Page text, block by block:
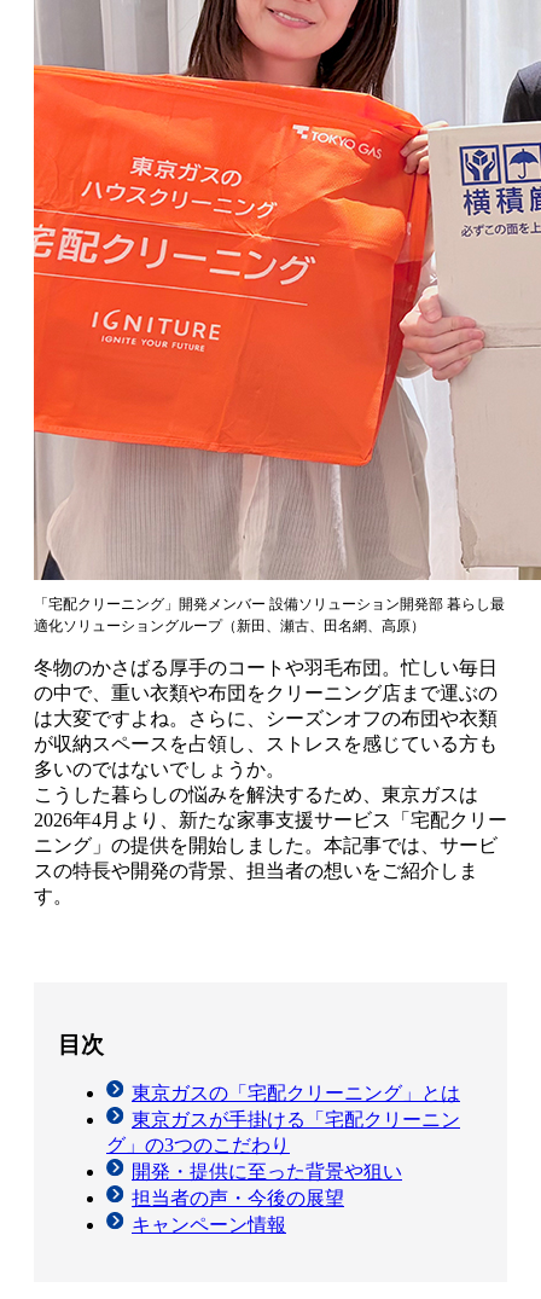
「宅配クリーニング」開発メンバー 設備ソリューション開発部 暮らし最
適化ソリューショングループ（新田、瀬古、田名網、高原）
冬物のかさばる厚手のコートや羽毛布団。忙しい毎日
の中で、重い衣類や布団をクリーニング店まで運ぶの
は大変ですよね。さらに、シーズンオフの布団や衣類
が収納スペースを占領し、ストレスを感じている方も
多いのではないでしょうか。
こうした暮らしの悩みを解決するため、東京ガスは
2026年4月より、新たな家事支援サービス「宅配クリー
ニング」の提供を開始しました。本記事では、サービ
スの特長や開発の背景、担当者の想いをご紹介しま
す。
目次
東京ガスの「宅配クリーニング」とは
東京ガスが手掛ける「宅配クリーニン
グ」の3つのこだわり
開発・提供に至った背景や狙い
担当者の声・今後の展望
キャンペーン情報